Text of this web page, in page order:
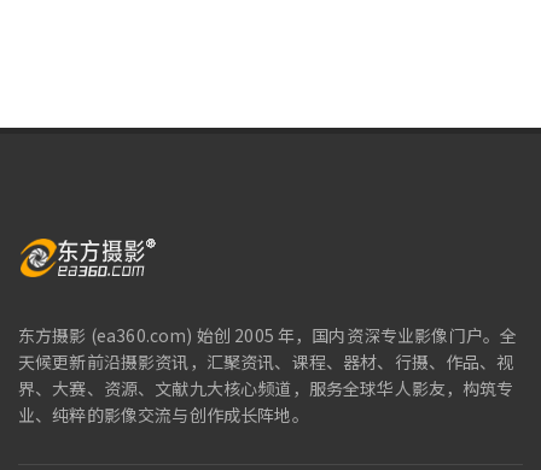
东方摄影 (ea360.com) 始创 2005 年，国内资深专业影像门户。全
天候更新前沿摄影资讯，汇聚资讯、课程、器材、行摄、作品、视
界、大赛、资源、文献九大核心频道，服务全球华人影友，构筑专
业、纯粹的影像交流与创作成长阵地。